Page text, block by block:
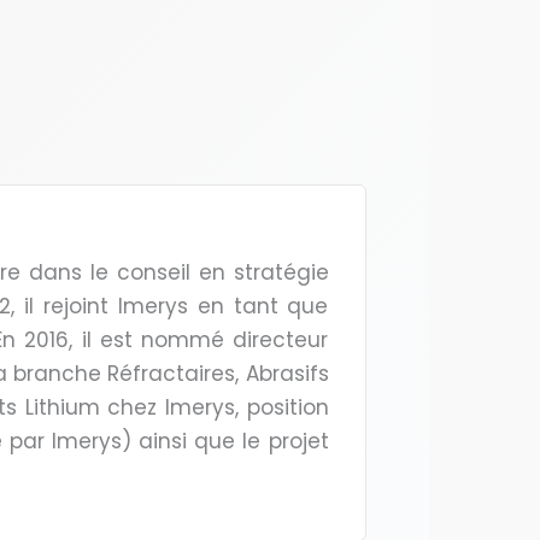
dans le conseil en stratégie
il rejoint Imerys en tant que
2016, il est nommé directeur
branche Réfractaires, Abrasifs
Lithium chez Imerys, position
par Imerys) ainsi que le projet